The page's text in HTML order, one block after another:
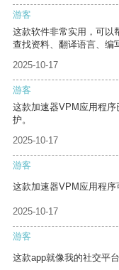
游客
这款软件非常实用，可以
查找资料、翻译语言、编
2025-10-17
游客
这款加速器VPM应用程
护。
2025-10-17
游客
这款加速器VPM应用程序
2025-10-17
游客
这款app就像我的社交平